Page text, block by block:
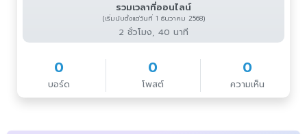
รวมเวลาที่ออนไลน์
(เริ่มนับตั้งแต่วันที่ 1 ธันวาคม 2568)
2 ชั่วโมง, 40 นาที
0
บอร์ด
0
โพสต์
0
ความเห็น